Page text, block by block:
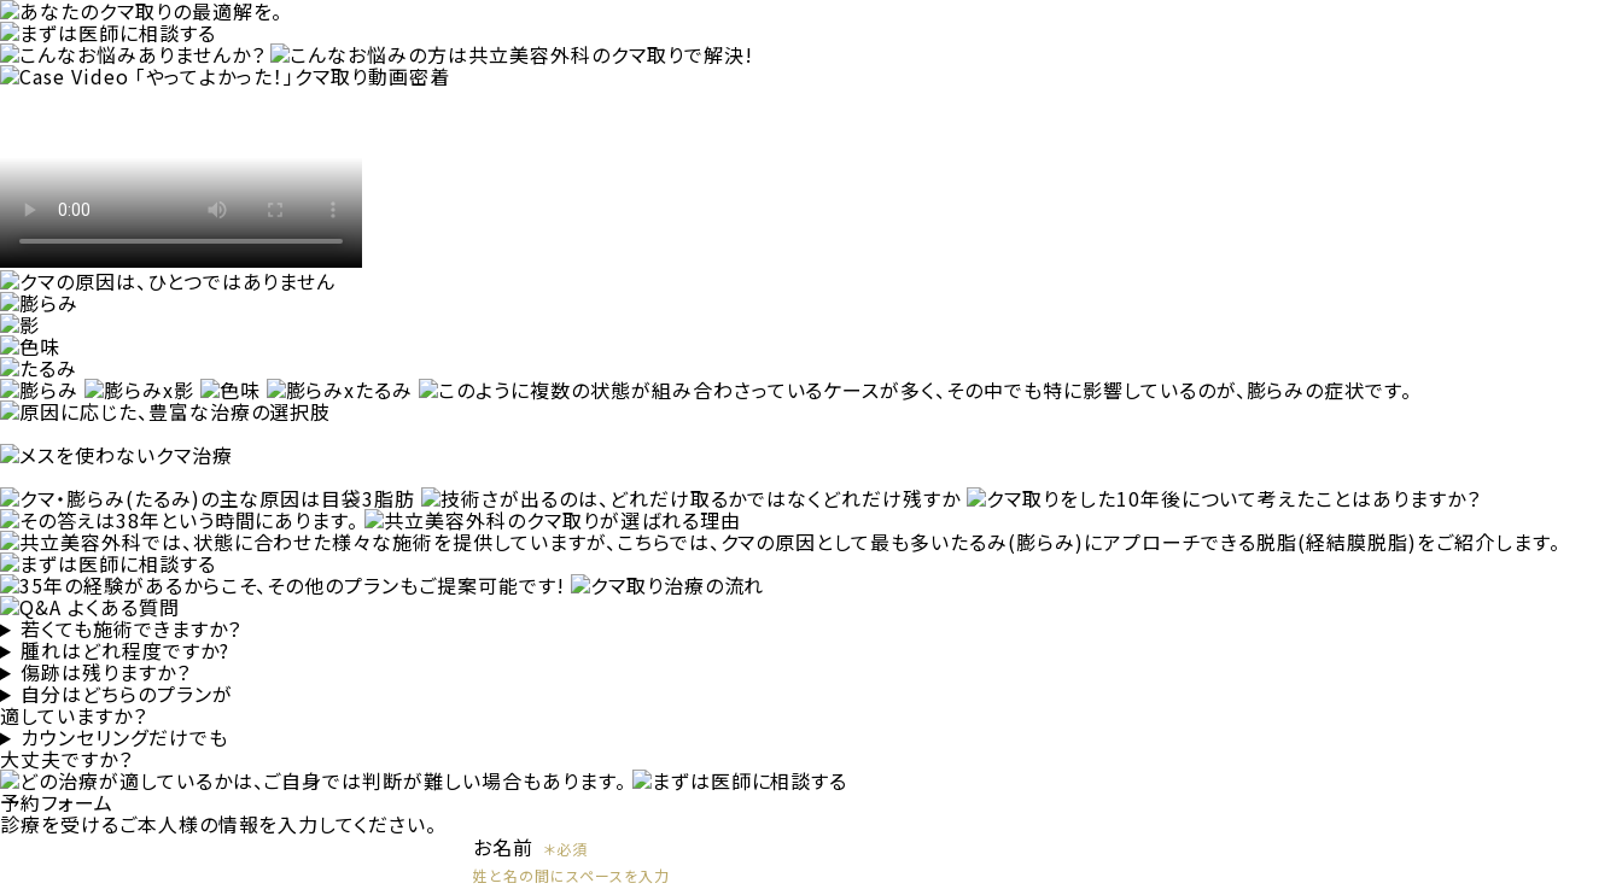
若くても施術できますか？
腫れはどれ程度ですか?
傷跡は残りますか？
自分はどちらのプランが
適していますか？
カウンセリングだけでも
大丈夫ですか？
予約フォーム
診療を受けるご本人様の情報を入力してください。
お名前
姓と名の間にスペースを入力